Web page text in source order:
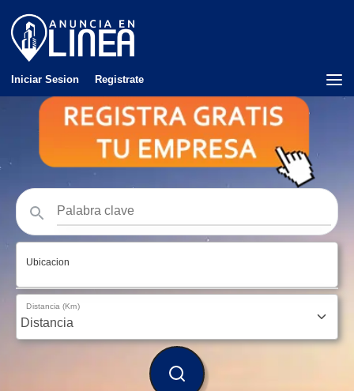
Iniciar Sesion Registrate
Ubicacion
Distancia (Km)
BUSCAR